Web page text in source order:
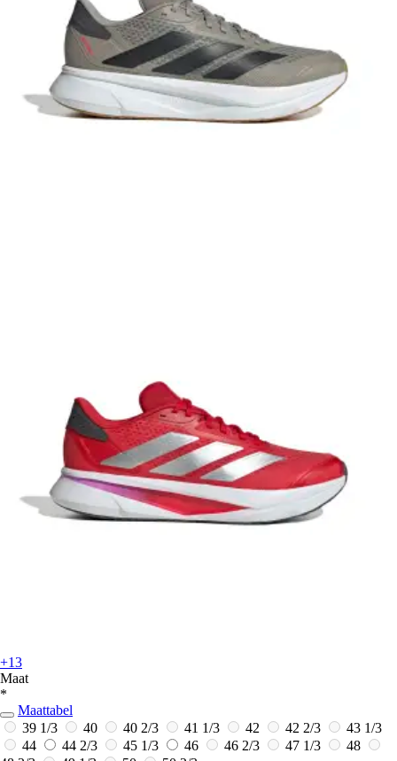
+13
Maat
*
Maattabel
39 1/3
40 40 2/3 41 1/3 42 42 2/3
43 1/3
44
44 2/3 45 1/3 46 46 2/3 47 1/3
48